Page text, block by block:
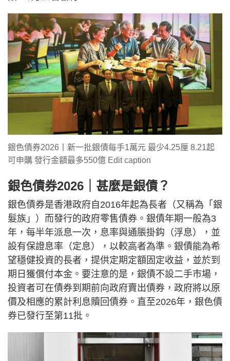
銀色債券2026丨新一批銀債每手1萬元 最少4.25厘 8.21起
可申購 發行金額最多550億 Edit caption
銀色債券2026｜甚麼是銀債？
銀色債券是香港政府自2016年起為長者（又稱為「銀
髮族」）而發行的政府零售債券。銀債年期一般為3
年，每半年派息一次，息率與通脹掛鈎（浮息），並
設有保證息率（定息），以較高者為準。銀債能為希
望穩健投資的長者，提供定期定額固定收益，並於到
期日獲償付本金。要注意的是，銀債不設二手市場，
投資者可在債券到期前向政府賣出債券，政府將以原
價及相應的累計利息贖回債券。直至2026年，銀色債
券已發行至第11批。